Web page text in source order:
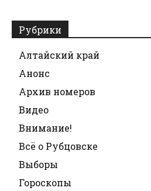
Рубрики
Алтайский край
Анонс
Архив номеров
Видео
Внимание!
Всё о Рубцовске
Выборы
Гороскопы